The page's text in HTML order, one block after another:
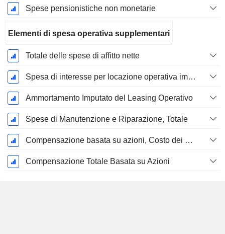
Spese pensionistiche non monetarie
Elementi di spesa operativa supplementari
Totale delle spese di affitto nette
Spesa di interesse per locazione operativa imputata
Ammortamento Imputato del Leasing Operativo
Spese di Manutenzione e Riparazione, Totale
Compensazione basata su azioni, Costo dei beni venduti (Totale)
Compensazione Totale Basata su Azioni